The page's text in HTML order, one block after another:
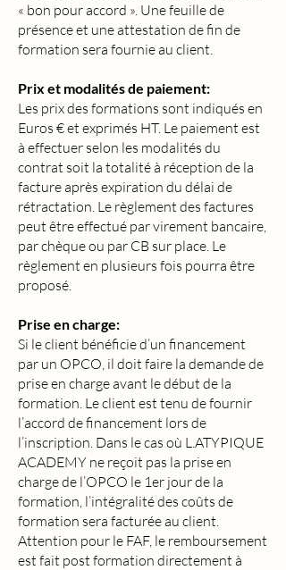
« bon pour accord ». Une feuille de
présence et une attestation de fin de
formation sera fournie au client.
Prix et modalités de paiement:
Les prix des formations sont indiqués en
Euros € et exprimés HT. Le paiement est
à effectuer selon les modalités du
contrat soit la totalité à réception de la
facture après expiration du délai de
rétractation. Le règlement des factures
peut être effectué par virement bancaire,
par chèque ou par CB sur place. Le
règlement en plusieurs fois pourra être
proposé.
Prise en charge:
Si le client bénéficie d’un financement
par un OPCO, il doit faire la demande de
prise en charge avant le début de la
formation. Le client est tenu de fournir
l’accord de financement lors de
l’inscription. Dans le cas où L.ATYPIQUE
ACADEMY ne reçoit pas la prise en
charge de l’OPCO le 1er jour de la
formation, l’intégralité des coûts de
formation sera facturée au client.
Attention pour le FAF, le remboursement
est fait post formation directement à